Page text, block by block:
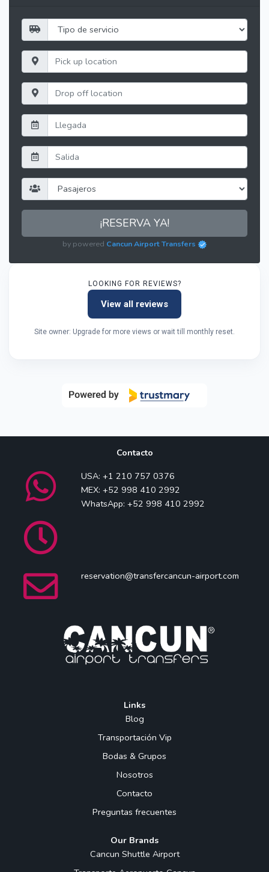
¡RESERVA YA!
by powered Cancun Airport Transfers
LOOKING FOR REVIEWS?
View all reviews
Site owner: Upgrade for more views or wait till monthly reset.
Contacto
USA: +1 210 757 0376
MEX: +52 998 410 2992
WhatsApp: +52 998 410 2992
reservation@transfercancun-airport.com
Links
Blog
Transportación Vip
Bodas & Grupos
Nosotros
Contacto
Preguntas frecuentes
Our Brands
Cancun Shuttle Airport